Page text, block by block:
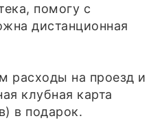
помогу с
дистанционная
расходы на проезд и
клубная карта
в подарок.